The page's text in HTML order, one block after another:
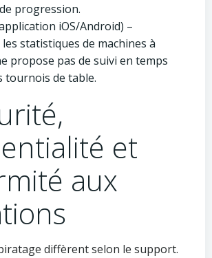
progression.
iOS/Android) –
statistiques de machines à
propose pas de suivi en temps
tournois de table.
et
aux
diffèrent selon le support.